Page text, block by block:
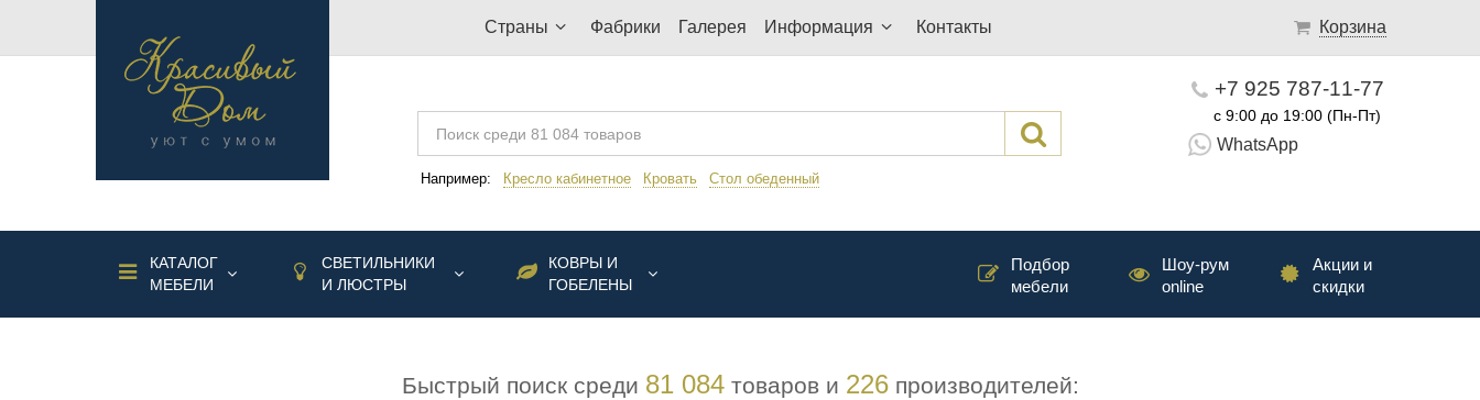
Страны Фабрики Галерея Информация Контакты Корзина
Например: Кресло кабинетное Кровать Стол обеденный
+7 925 787-11-77
с 9:00 до 19:00 (Пн-Пт)
WhatsApp
КАТАЛОГ
МЕБЕЛИ
СВЕТИЛЬНИКИ
И ЛЮСТРЫ
КОВРЫ И
ГОБЕЛЕНЫ
Акции и
скидки
Шоу-рум
online
Подбор
мебели
Быстрый поиск среди 81 084товаров и 226производителей: